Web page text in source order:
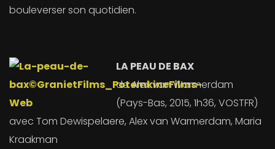
bouleverser son quotidien.
LA PEAU DE BAX
de Alex van Warmerdam
(Pays-Bas, 2015, 1h36, VOSTFR)
avec Tom Dewispelaere, Alex van Warmerdam, Maria
Kraakman